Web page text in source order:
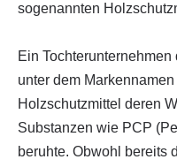
sogenannten
Ein
unter dem
Holzschutzmittel deren
Substanzen wie PCP
beruhte. Obwohl bereits